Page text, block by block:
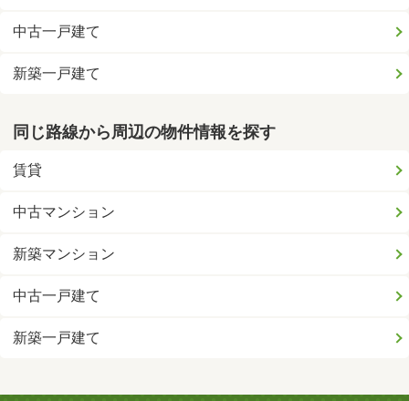
中古一戸建て
新築一戸建て
同じ路線から周辺の物件情報を探す
賃貸
中古マンション
新築マンション
中古一戸建て
新築一戸建て